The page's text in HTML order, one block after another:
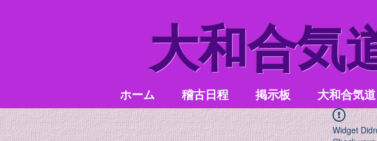
大和合気
ホーム 稽古日程 掲示板 大和合気
Widget